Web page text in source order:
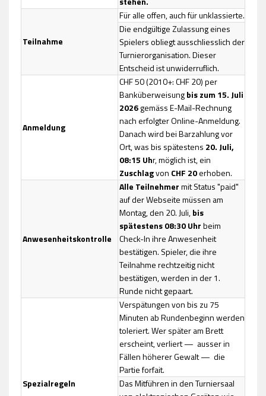
Teilnahme
Für alle offen, auch für unklassierte.
Die endgültige Zulassung eines
Spielers obliegt ausschliesslich der
Turnierorganisation. Dieser
Entscheid ist unwiderruflich.
Anmeldung
CHF 50 (2010+: CHF 20) per
Banküberweisungbis zum 15. Juli
2026gemäss E-Mail-Rechnung
nach erfolgter Online-Anmeldung.
Danach wird bei Barzahlung vor
Ort, was bis spätestens 20. Juli,
08:15 Uhr, möglich ist, ein
Zuschlagvon CHF 20erhoben.
Anwesenheitskontrolle
Alle Teilnehmermit Status "paid"
auf der Webseite müssen am
Montag, den 20. Juli,bis
spätestens 08:30 Uhrbeim
Check-In ihre Anwesenheit
bestätigen. Spieler, die ihre
Teilnahme rechtzeitig nicht
bestätigen, werden in der 1.
Runde nicht gepaart.
Spezialregeln
Verspätungen von bis zu 75
Minuten ab Rundenbeginn werden
toleriert. Wer später am Brett
erscheint, verliert — ausser in
Fällen höherer Gewalt — die
Partie forfait.
Das Mitführen in den Turniersaal